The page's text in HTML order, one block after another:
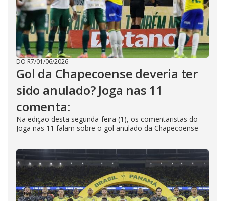
DO R7/01/06/2026
Gol da Chapecoense deveria ter
sido anulado? Joga nas 11
comenta:
Na edição desta segunda-feira (1), os comentaristas do
Joga nas 11 falam sobre o gol anulado da Chapecoense